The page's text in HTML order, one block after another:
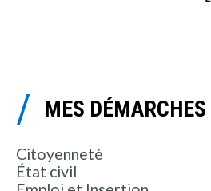
MES DÉMARCHES
Citoyenneté
État civil